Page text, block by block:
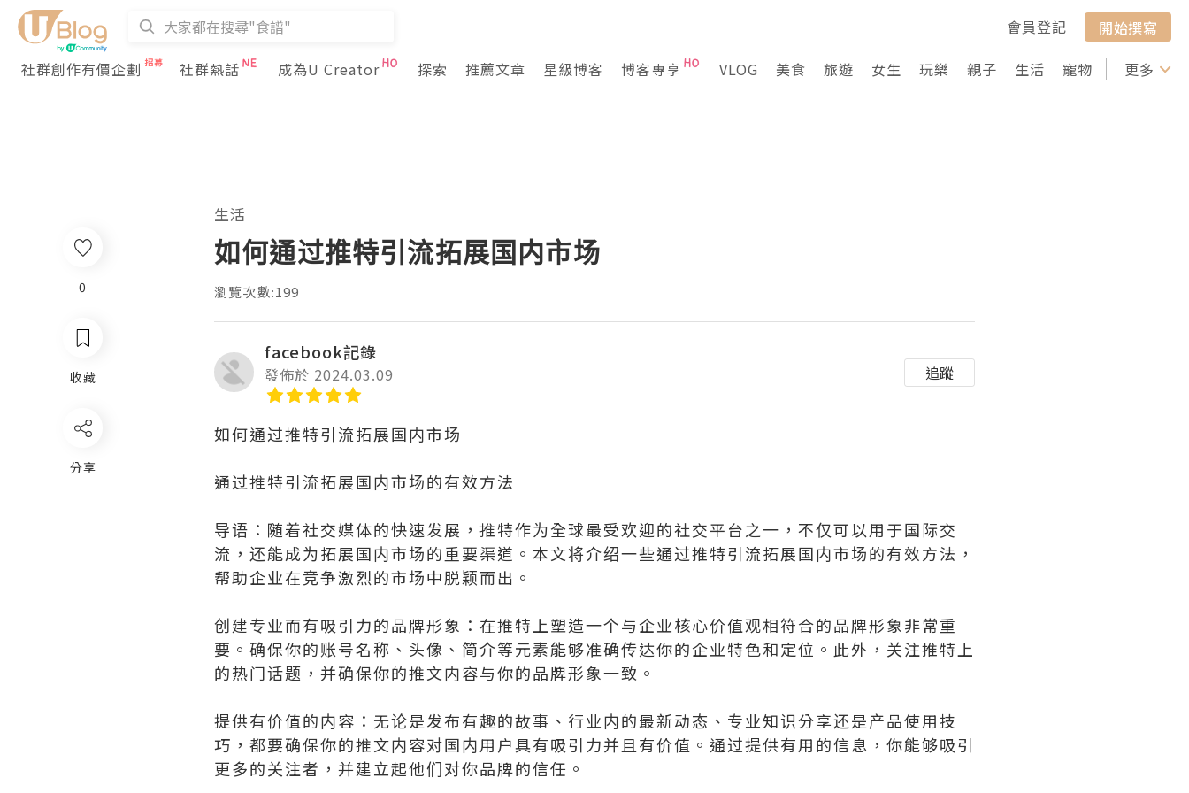
會員登記
開始撰寫
社群創作有價企劃
社群熱話 成為U Creator 探索 推薦文章 星級博客 博客專享 VLOG 美食 旅遊 女生 玩樂 親子 生活 寵物 行山 打卡
更多
生活
如何通过推特引流拓展国内市场
瀏覽次數:199
facebook記錄
發佈於 2024.03.09 追蹤
如何通过推特引流拓展国内市场
通过推特引流拓展国内市场的有效方法
导语：随着社交媒体的快速发展，推特作为全球最受欢迎的社交平台之一，不仅可以用于国际交
流，还能成为拓展国内市场的重要渠道。本文将介绍一些通过推特引流拓展国内市场的有效方法，
帮助企业在竞争激烈的市场中脱颖而出。
创建专业而有吸引力的品牌形象：在推特上塑造一个与企业核心价值观相符合的品牌形象非常重
要。确保你的账号名称、头像、简介等元素能够准确传达你的企业特色和定位。此外，关注推特上
的热门话题，并确保你的推文内容与你的品牌形象一致。
提供有价值的内容：无论是发布有趣的故事、行业内的最新动态、专业知识分享还是产品使用技
巧，都要确保你的推文内容对国内用户具有吸引力并且有价值。通过提供有用的信息，你能够吸引
更多的关注者，并建立起他们对你品牌的信任。
0
收藏
分享